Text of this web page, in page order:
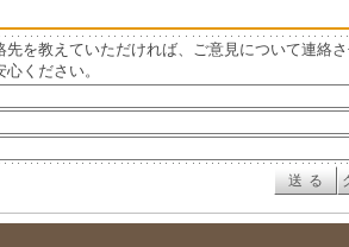
先を教えていただければ、ご意見について連絡
心ください。